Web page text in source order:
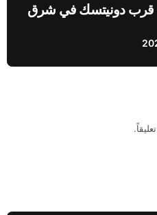
قرب دونيتسك في شرق